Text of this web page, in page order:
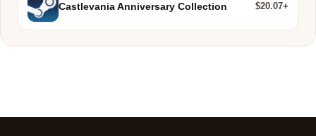
Castlevania Anniversary Collection $20.07+